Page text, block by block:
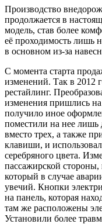
Производство
продолжается в
модель, став более
её проходимость лишь
в основном из-за
С момента старта
изменений. Так в 2012
рестайлинг.
изменения пришлись
получило иное
поместили на нее лишь
вместо трех, а также
клавиши, и
серебряного цвета.
пассажирской
который в случае
увечий. Кнопки
на панель, которая
там же расположены
Установили более